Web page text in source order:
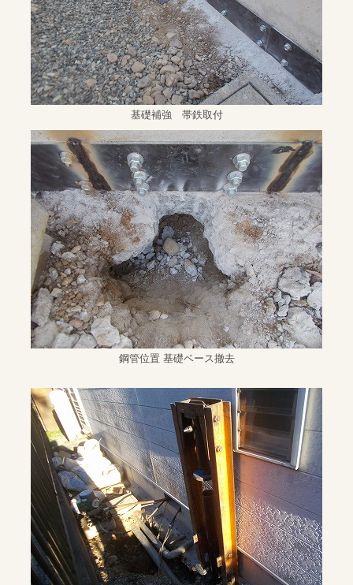
基礎補強 帯鉄取付
鋼管位置 基礎ベース撤去